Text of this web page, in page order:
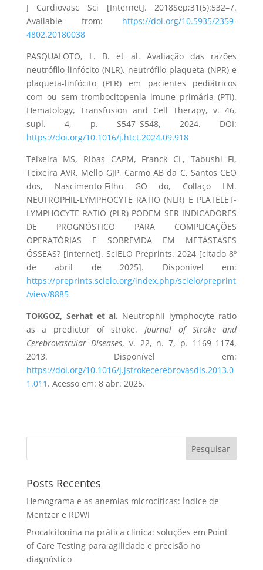
J Cardiovasc Sci [Internet]. 2018Sep;31(5):532–7.
Available from: https://doi.org/10.5935/2359-
4802.20180038
PASQUALOTO, L. B. et al. Avaliação das razões
neutrófilo-linfócito (NLR), neutrófilo-plaqueta (NPR) e
plaqueta-linfócito (PLR) em pacientes pediátricos
com ou sem trombocitopenia imune primária (PTI).
Hematology, Transfusion and Cell Therapy, v. 46,
supl. 4, p. S547–S548, 2024. DOI:
https://doi.org/10.1016/j.htct.2024.09.918
Teixeira MS, Ribas CAPM, Franck CL, Tabushi FI,
Teixeira AVR, Mello GJP, Carmo AB da C, Santos CEO
dos, Nascimento-Filho GO do, Collaço LM.
NEUTROPHIL-LYMPHOCYTE RATIO (NLR) E PLATELET-
LYMPHOCYTE RATIO (PLR) PODEM SER INDICADORES
DE PROGNÓSTICO PARA COMPLICAÇÕES
OPERATÓRIAS E SOBREVIDA EM METÁSTASES
ÓSSEAS? [Internet]. SciELO Preprints. 2024 [citado 8º
de abril de 2025]. Disponível em:
https://preprints.scielo.org/index.php/scielo/preprint
/view/8885
TOKGOZ, Serhat et al. Neutrophil lymphocyte ratio
as a predictor of stroke.Journal of Stroke and
Cerebrovascular Diseases, v. 22, n. 7, p. 1169–1174,
2013. Disponível em:
https://doi.org/10.1016/j.jstrokecerebrovasdis.2013.0
1.011 . Acesso em: 8 abr. 2025.
Pesquisar
Posts Recentes
Hemograma e as anemias microcíticas: Índice de
Mentzer e RDWI
Procalcitonina na prática clínica: soluções em Point
of Care Testing para agilidade e precisão no
diagnóstico